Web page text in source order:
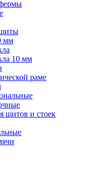
мм
10 мм
раме
щитов и стоек